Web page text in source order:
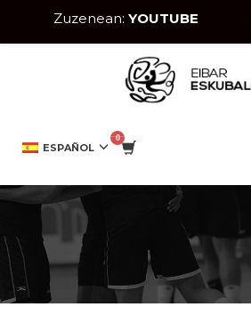
ESPAÑOL
DOS PUNTOS QUE SE
Zuzenean: YOUTUBE